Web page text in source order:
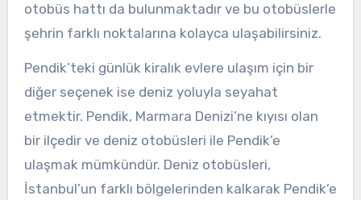
otobüs hattı da bulunmaktadır ve bu otobüslerle
şehrin farklı noktalarına kolayca ulaşabilirsiniz.
Pendik’teki günlük kiralık evlere ulaşım için bir
diğer seçenek ise deniz yoluyla seyahat
etmektir. Pendik, Marmara Denizi’ne kıyısı olan
bir ilçedir ve deniz otobüsleri ile Pendik’e
ulaşmak mümkündür. Deniz otobüsleri,
İstanbul’un farklı bölgelerinden kalkarak Pendik’e